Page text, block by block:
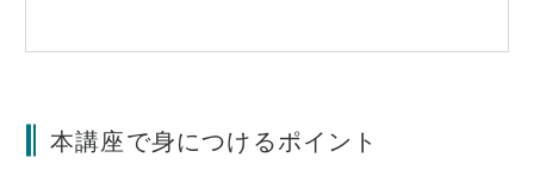
プロジェクトに、震災ボランティア支援の「できますゼッ
る総合計画」、SDGs視点で地方創生に取り組む人材育成
本講座で身につけるポイント